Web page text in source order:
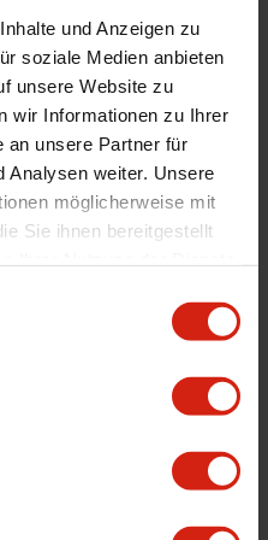
und Anzeigen zu
soziale Medien anbieten
unsere Website zu
wir Informationen zu Ihrer
an unsere Partner für
Analysen weiter. Unsere
möglicherweise mit
Sie ihnen bereitgestellt
Transporter T6/T6.1 2015-